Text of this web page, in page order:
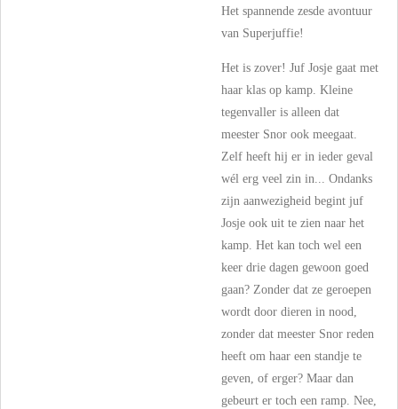
Het spannende zesde avontuur
van Superjuffie!
Het is zover! Juf Josje gaat met
haar klas op kamp. Kleine
tegenvaller is alleen dat
meester Snor ook meegaat.
Zelf heeft hij er in ieder geval
wél erg veel zin in... Ondanks
zijn aanwezigheid begint juf
Josje ook uit te zien naar het
kamp. Het kan toch wel een
keer drie dagen gewoon goed
gaan? Zonder dat ze geroepen
wordt door dieren in nood,
zonder dat meester Snor reden
heeft om haar een standje te
geven, of erger? Maar dan
gebeurt er toch een ramp. Nee,